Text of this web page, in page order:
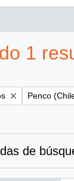
1
Remove
Penco
de